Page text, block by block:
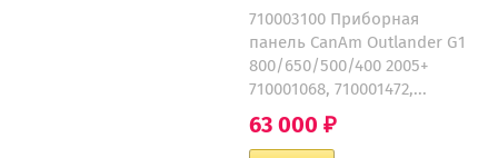
710003100 Приборная
панель CanAm Outlander G1
800/650/500/400 2005+
710001068, 710001472,...
63 000 ₽